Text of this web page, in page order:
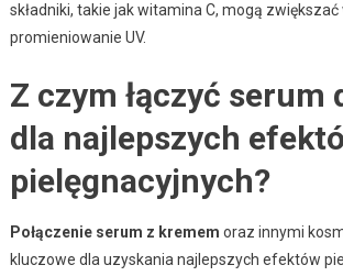
składniki, takie jak witamina C, mogą
promieniowanie UV.
Z czym łączyć serum
dla najlepszych
pielęgnacyjnych?
Połączenie serum z kremem oraz innymi
kluczowe dla uzyskania najlepszych efektów